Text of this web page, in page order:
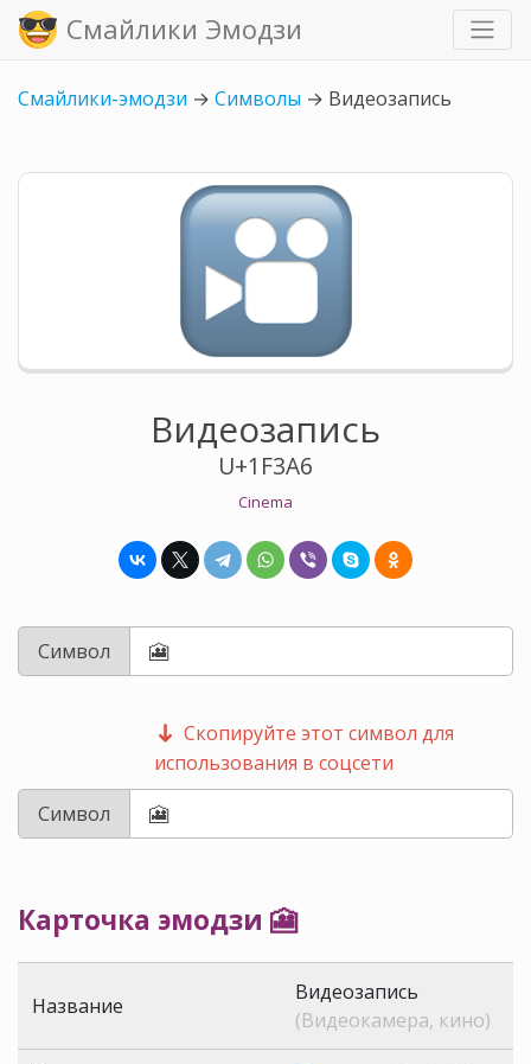
Смайлики Эмодзи
Смайлики-эмодзи → Символы → Видеозапись
Видеозапись
U+1F3A6
Cinema
Символ
Скопируйте этот символ для
использования в соцсети
Символ
Карточка эмодзи 🎦
Название
Видеозапись
(Видеокамера, кино)